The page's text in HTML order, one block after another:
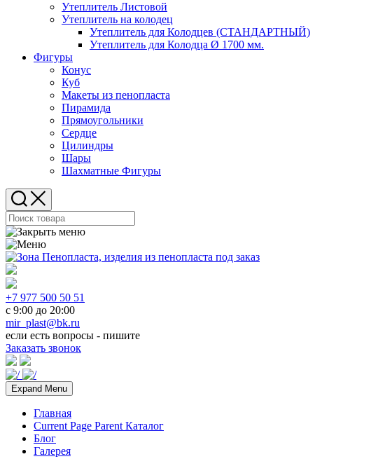
Утеплитель Листовой
Утеплитель на колодец
Утeплитель для Колодцев (СТАНДАРТНЫЙ)
Утеплитель для Колодца Ø 1700 мм.
Фигуры
Конус
Куб
Макеты из пенопласта
Пирамида
Прямоугольники
Сердце
Цилиндры
Шары
Шахматные Фигуры
+7 977 500 50 51
с 9:00 до 20:00
mir_plast@bk.ru
если есть вопросы - пишите
Заказать звонок
Expand Menu
Главная
Current Page ParentКаталог
Блог
Галерея